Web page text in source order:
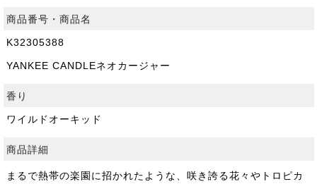
商品番号・商品名
K32305388
YANKEE CANDLEネオカージャー
香り
ワイルドオーキッド
商品詳細
まるで熱帯の楽園に招かれたような、咲き誇る花々やトロピカ